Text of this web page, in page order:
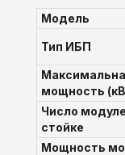
Модель
Тип ИБП
мощность
Число
стойке
Мощность